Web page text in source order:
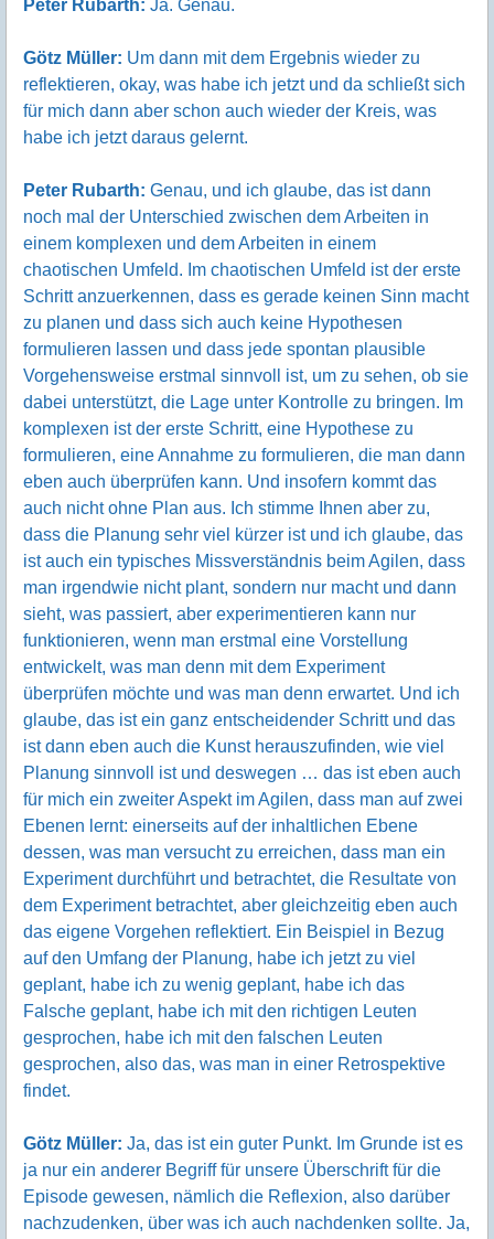
Peter Rubarth: Ja. Genau.
Götz Müller: Um dann mit dem Ergebnis wieder zu
reflektieren, okay, was habe ich jetzt und da schließt sich
für mich dann aber schon auch wieder der Kreis, was
habe ich jetzt daraus gelernt.
Peter Rubarth: Genau, und ich glaube, das ist dann
noch mal der Unterschied zwischen dem Arbeiten in
einem komplexen und dem Arbeiten in einem
chaotischen Umfeld. Im chaotischen Umfeld ist der erste
Schritt anzuerkennen, dass es gerade keinen Sinn macht
zu planen und dass sich auch keine Hypothesen
formulieren lassen und dass jede spontan plausible
Vorgehensweise erstmal sinnvoll ist, um zu sehen, ob sie
dabei unterstützt, die Lage unter Kontrolle zu bringen. Im
komplexen ist der erste Schritt, eine Hypothese zu
formulieren, eine Annahme zu formulieren, die man dann
eben auch überprüfen kann. Und insofern kommt das
auch nicht ohne Plan aus. Ich stimme Ihnen aber zu,
dass die Planung sehr viel kürzer ist und ich glaube, das
ist auch ein typisches Missverständnis beim Agilen, dass
man irgendwie nicht plant, sondern nur macht und dann
sieht, was passiert, aber experimentieren kann nur
funktionieren, wenn man erstmal eine Vorstellung
entwickelt, was man denn mit dem Experiment
überprüfen möchte und was man denn erwartet. Und ich
glaube, das ist ein ganz entscheidender Schritt und das
ist dann eben auch die Kunst herauszufinden, wie viel
Planung sinnvoll ist und deswegen … das ist eben auch
für mich ein zweiter Aspekt im Agilen, dass man auf zwei
Ebenen lernt: einerseits auf der inhaltlichen Ebene
dessen, was man versucht zu erreichen, dass man ein
Experiment durchführt und betrachtet, die Resultate von
dem Experiment betrachtet, aber gleichzeitig eben auch
das eigene Vorgehen reflektiert. Ein Beispiel in Bezug
auf den Umfang der Planung, habe ich jetzt zu viel
geplant, habe ich zu wenig geplant, habe ich das
Falsche geplant, habe ich mit den richtigen Leuten
gesprochen, habe ich mit den falschen Leuten
gesprochen, also das, was man in einer Retrospektive
findet.
Götz Müller: Ja, das ist ein guter Punkt. Im Grunde ist es
ja nur ein anderer Begriff für unsere Überschrift für die
Episode gewesen, nämlich die Reflexion, also darüber
nachzudenken, über was ich auch nachdenken sollte. Ja,